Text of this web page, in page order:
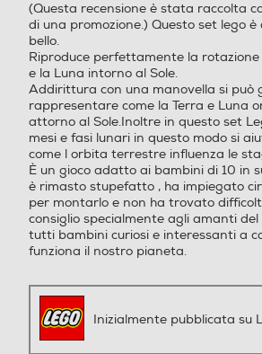
stelle.
(Questa recensione è stata raccolta
di una promozione.) Questo set lego è
bello.
Riproduce perfettamente la rotazione
e la Luna intorno al Sole.
Addirittura con una manovella si può
rappresentare come la Terra e Luna
attorno al Sole.Inoltre in questo set
mesi e fasi lunari in questo modo si
come l orbita terrestre influenza le
È un gioco adatto ai bambini di 10 in
è rimasto stupefatto , ha impiegato
per montarlo e non ha trovato
consiglio specialmente agli amanti
tutti bambini curiosi e interessanti a
funziona il nostro pianeta.
Inizialmente pubblicata su